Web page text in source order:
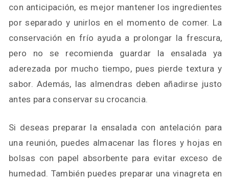
con anticipación, es mejor mantener los ingredientes
por separado y unirlos en el momento de comer. La
conservación en frío ayuda a prolongar la frescura,
pero no se recomienda guardar la ensalada ya
aderezada por mucho tiempo, pues pierde textura y
sabor. Además, las almendras deben añadirse justo
antes para conservar su crocancia.
Si deseas preparar la ensalada con antelación para
una reunión, puedes almacenar las flores y hojas en
bolsas con papel absorbente para evitar exceso de
humedad. También puedes preparar una vinagreta en